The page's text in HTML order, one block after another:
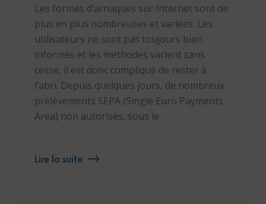
Les formes d’arnaques sur Internet sont de
plus en plus nombreuses et variées. Les
utilisateurs ne sont pas toujours bien
informés et les méthodes varient sans
cesse, il est donc compliqué de rester à
l’abri. Depuis quelques jours, de nombreux
prélèvements SEPA (Single Euro Payments
Area) non autorisés, sous le
Lire la suite